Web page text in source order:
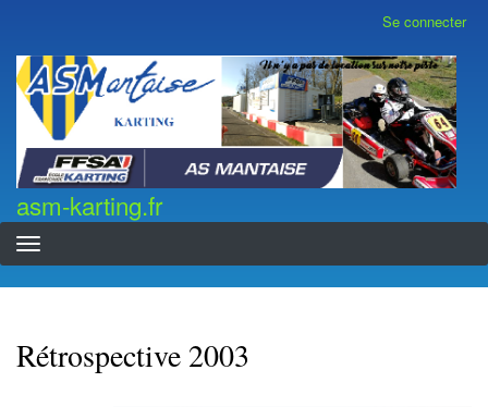
contenu
principal
compte
de
l'utilisateur
Se connecter
asm-karting.fr
asm-karting.fr
Rétrospective 2003